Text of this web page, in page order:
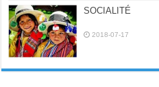
SOCIALITÉ
2018-07-17